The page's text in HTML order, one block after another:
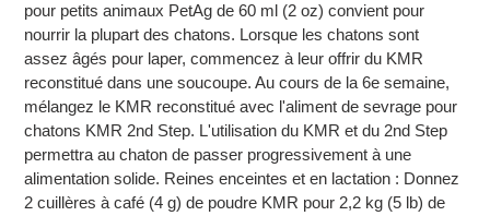
pour petits animaux PetAg de 60 ml (2 oz) convient pour
nourrir la plupart des chatons. Lorsque les chatons sont
assez âgés pour laper, commencez à leur offrir du KMR
reconstitué dans une soucoupe. Au cours de la 6e semaine,
mélangez le KMR reconstitué avec l'aliment de sevrage pour
chatons KMR 2nd Step. L'utilisation du KMR et du 2nd Step
permettra au chaton de passer progressivement à une
alimentation solide. Reines enceintes et en lactation : Donnez
2 cuillères à café (4 g) de poudre KMR pour 2,2 kg (5 lb) de